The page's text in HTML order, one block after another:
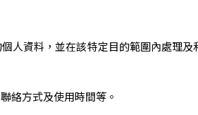
人資料，並在該特定目的範圍內處理
絡方式及使用時間等。